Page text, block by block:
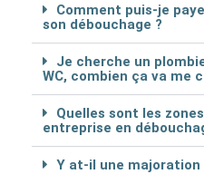
Comment puis-je
son débouchage ?
Je cherche un
WC, combien ça va me
Quelles sont les
entreprise en
Y at-il une majoration